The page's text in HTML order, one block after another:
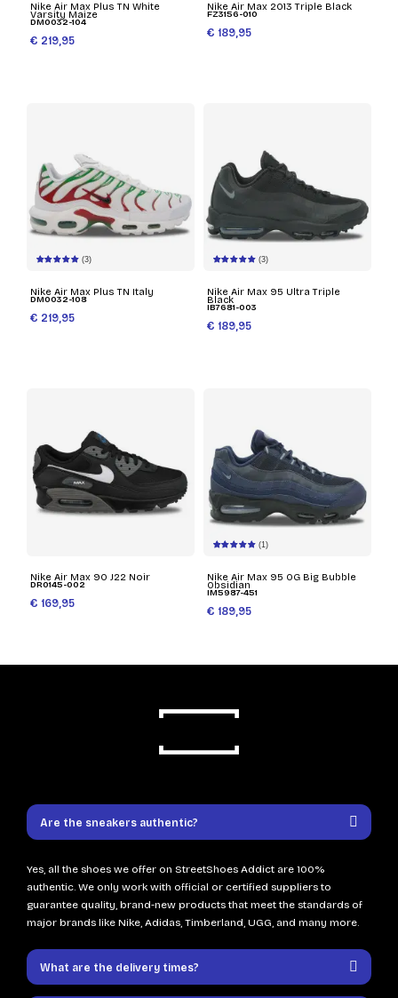
Nike Air Max Plus TN White
Varsity Maize
DM0032-104
€ 219,95
Nike Air Max 2013 Triple Black
FZ3156-010
€ 189,95
(3)
Nike Air Max Plus TN Italy
DM0032-108
€ 219,95
(3)
Nike Air Max 95 Ultra Triple
Black
IB7681-003
€ 189,95
Nike Air Max 90 J22 Noir
DR0145-002
€ 169,95
(1)
Nike Air Max 95 OG Big Bubble
Obsidian
IM5987-451
€ 189,95
Are the sneakers authentic?
Yes, all the shoes we offer on StreetShoes Addict are 100%
authentic. We only work with official or certified suppliers to
guarantee quality, brand-new products that meet the standards of
major brands like Nike, Adidas, Timberland, UGG, and many more.
What are the delivery times?